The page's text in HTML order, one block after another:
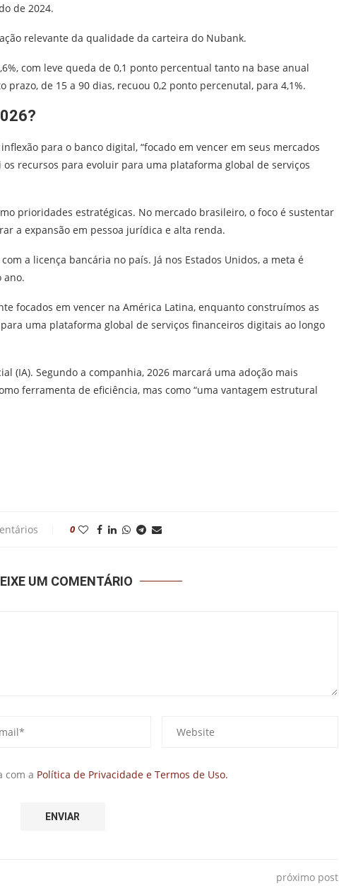
de 2024.
relevante da qualidade da carteira do Nubank.
com leve queda de 0,1 ponto percentual tanto na base anual
de 15 a 90 dias, recuou 0,2 ponto percenutal, para 4,1%.
para o banco digital, “focado em vencer em seus mercados
recursos para evoluir para uma plataforma global de serviços
prioridades estratégicas. No mercado brasileiro, o foco é sustentar
a expansão em pessoa jurídica e alta renda.
a licença bancária no país. Já nos Estados Unidos, a meta é
ano.
focados em vencer na América Latina, enquanto construímos as
uma plataforma global de serviços financeiros digitais ao longo
(IA). Segundo a companhia, 2026 marcará uma adoção mais
ferramenta de eficiência, mas como “uma vantagem estrutural
0
UM COMENTÁRIO
com a Política de Privacidade e Termos de Uso.
próximo post